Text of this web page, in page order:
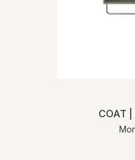
COAT |